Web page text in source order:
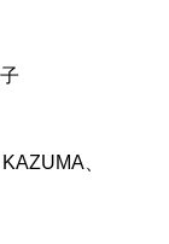
、